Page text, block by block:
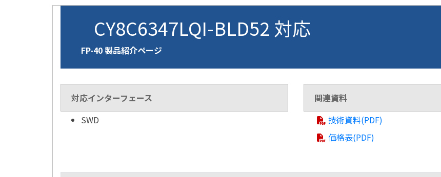
CY8C6347LQI-BLD52 対応
FP-40 製品紹介ページ
対応インターフェース
SWD
関連資料
技術資料(PDF)
価格表(PDF)